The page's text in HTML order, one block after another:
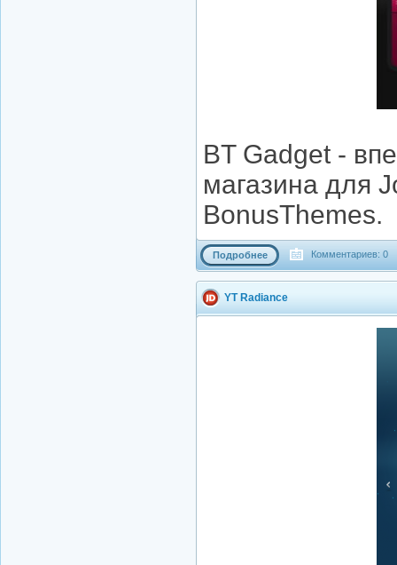
BT Gadget -
магазина для
BonusThemes.
Подробнее Комментариев: 0
YT Radiance